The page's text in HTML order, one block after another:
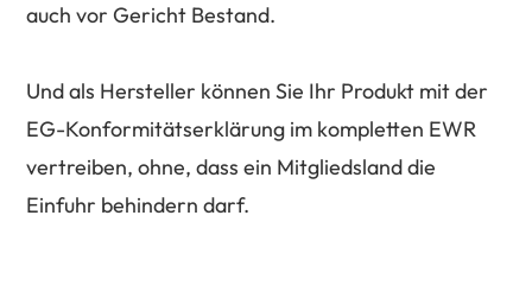
auch vor Gericht Bestand.
Und als Hersteller können Sie Ihr Produkt mit der
EG-Konformitätserklärung im kompletten EWR
vertreiben, ohne, dass ein Mitgliedsland die
Einfuhr behindern darf.